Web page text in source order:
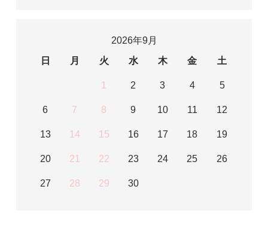
2026年9月
日
月 火 水 木 金 土
1 2 3 4 5
6 7 8 9 10 11 12
13 14 15 16 17 18 19
20 21 22 23 24 25 26
27 28 29 30